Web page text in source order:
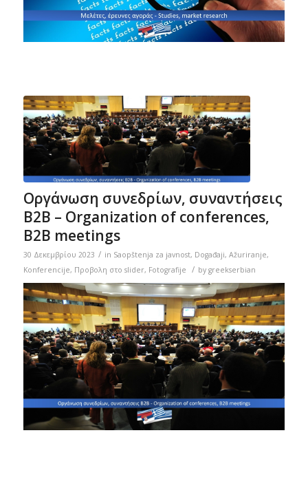
Οργάνωση συνεδρίων, συναντήσεις
Β2Β – Organization of conferences,
B2B meetings
30 Δεκεμβρίου 2023 / in Saopštenja za javnost, Događaji, Ažuriranje,
Konferencije, Προβολη στο slider, Fotografije / by greekserbian